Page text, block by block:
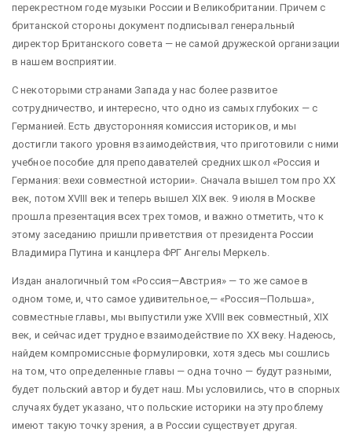
перекрестном годе музыки России и Великобритании. Причем с
британской стороны документ подписывал генеральный
директор Британского совета — не самой дружеской организации
в нашем восприятии.
С некоторыми странами Запада у нас более развитое
сотрудничество, и интересно, что одно из самых глубоких — с
Германией. Есть двусторонняя комиссия историков, и мы
достигли такого уровня взаимодействия, что приготовили с ними
учебное пособие для преподавателей средних школ «Россия и
Германия: вехи совместной истории». Сначала вышел том про XX
век, потом XVIII век и теперь вышел XIX век. 9 июля в Москве
прошла презентация всех трех томов, и важно отметить, что к
этому заседанию пришли приветствия от президента России
Владимира Путина и канцлера ФРГ Ангелы Меркель.
Издан аналогичный том «Россия—Австрия» — то же самое в
одном томе, и, что самое удивительное,— «Россия—Польша»,
совместные главы, мы выпустили уже XVIII век совместный, XIX
век, и сейчас идет трудное взаимодействие по XX веку. Надеюсь,
найдем компромиссные формулировки, хотя здесь мы сошлись
на том, что определенные главы — одна точно — будут разными,
будет польский автор и будет наш. Мы условились, что в спорных
случаях будет указано, что польские историки на эту проблему
имеют такую точку зрения, а в России существует другая.